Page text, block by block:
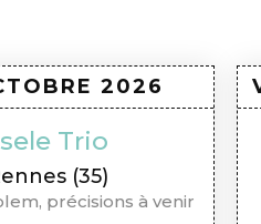
2026
Trio
(35)
précisions à venir